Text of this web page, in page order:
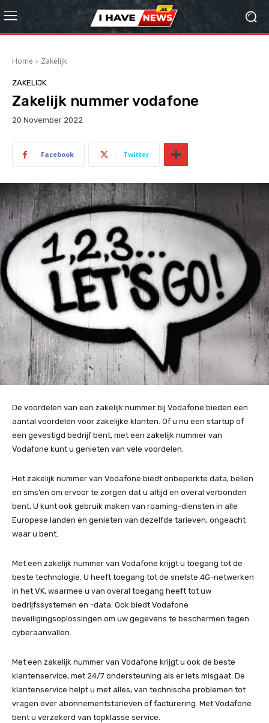
Home Zakelijk
ZAKELIJK
Zakelijk nummer vodafone
20 November 2022
Facebook Twitter
De voordelen van een zakelijk nummer bij Vodafone bieden een
aantal voordelen voor zakelijke klanten. Of u nu een startup of
een gevestigd bedrijf bent, met een zakelijk nummer van
Vodafone kunt u genieten van vele voordelen.
Het zakelijk nummer van Vodafone biedt onbeperkte data, bellen
en sms’en om ervoor te zorgen dat u altijd en overal verbonden
bent. U kunt ook gebruik maken van roaming-diensten in alle
Europese landen en genieten van dezelfde tarieven, ongeacht
waar u bent.
Met een zakelijk nummer van Vodafone krijgt u toegang tot de
beste technologie. U heeft toegang tot de snelste 4G-netwerken
in het VK, waarmee u van overal toegang heeft tot uw
bedrijfssystemen en -data. Ook biedt Vodafone
beveiligingsoplossingen om uw gegevens te beschermen tegen
cyberaanvallen.
Met een zakelijk nummer van Vodafone krijgt u ook de beste
klantenservice, met 24/7 ondersteuning als er iets misgaat. De
klantenservice helpt u met alles, van technische problemen tot
vragen over abonnementstarieven of facturering. Met Vodafone
bent u verzekerd van topklasse service.